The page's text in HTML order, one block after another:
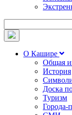
О Кашире
Общая
История
Доска
Туризм
Города-